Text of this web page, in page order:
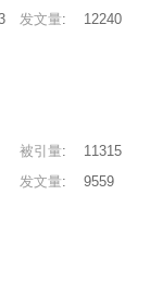
发文量: 12240
被引量:
11315
发文量: 9559